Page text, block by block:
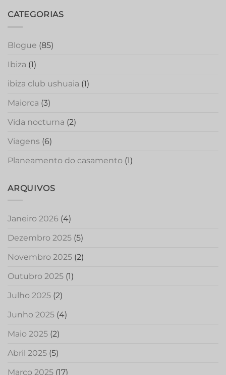
CATEGORIAS
Blogue (85)
Ibiza (1)
ibiza club ushuaia (1)
Maiorca (3)
Vida nocturna (2)
Viagens (6)
Planeamento do casamento (1)
ARQUIVOS
Janeiro 2026 (4)
Dezembro 2025 (5)
Novembro 2025 (2)
Outubro 2025 (1)
Julho 2025 (2)
Junho 2025 (4)
Maio 2025 (2)
Abril 2025 (5)
Março 2025 (17)